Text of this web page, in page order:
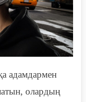
адамдармен
олардың